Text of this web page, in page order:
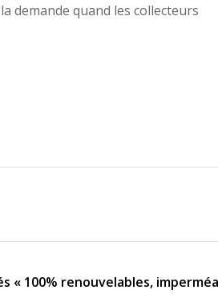
demande quand les collecteurs
100% renouvelables,